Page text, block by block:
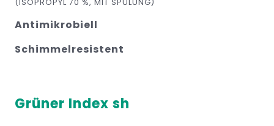
(ISOPROPYL 70 %, MIT SPÜLUNG)
Antimikrobiell
Schimmelresistent
Grüner Index sh